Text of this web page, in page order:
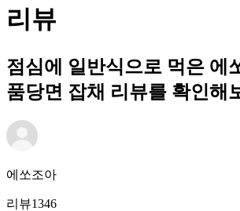
리뷰
점심에 일반식으로 먹은 에
품당면 잡채 리뷰를 확인해
에쏘조아
리뷰1346